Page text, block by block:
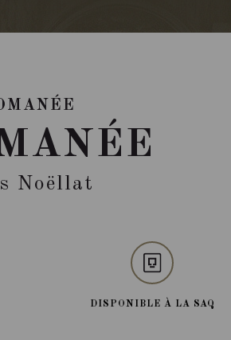
Noëllat
DISPONIBLE À LA SAQ